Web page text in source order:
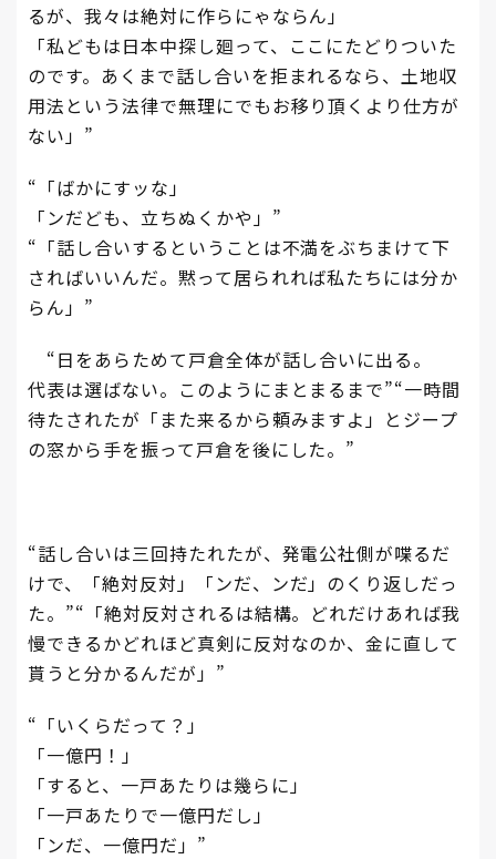
るが、我々は絶対に作らにゃならん」
「私どもは日本中探し廻って、ここにたどりついた
のです。あくまで話し合いを拒まれるなら、土地収
用法という法律で無理にでもお移り頂くより仕方が
ない」”
“「ばかにすッな」
「ンだども、立ちぬくかや」”
“「話し合いするということは不満をぶちまけて下
さればいいんだ。黙って居られれば私たちには分か
らん」”
“日をあらためて戸倉全体が話し合いに出る。
代表は選ばない。このようにまとまるまで”“一時間
待たされたが「また来るから頼みますよ」とジープ
の窓から手を振って戸倉を後にした。”
“話し合いは三回持たれたが、発電公社側が喋るだ
けで、「絶対反対」「ンだ、ンだ」のくり返しだっ
た。”“「絶対反対されるは結構。どれだけあれば我
慢できるかどれほど真剣に反対なのか、金に直して
貰うと分かるんだが」”
“「いくらだって？」
「一億円！」
「すると、一戸あたりは幾らに」
「一戸あたりで一億円だし」
「ンだ、一億円だ」”